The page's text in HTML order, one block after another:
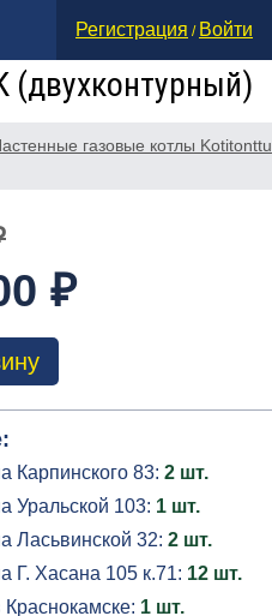
Регистрация / Войти
(двухконтурный)
газовые котлы Kotitonttu
₽
Карпинского 83: 2 шт.
Уральской 103: 1 шт.
Ласьвинской 32: 2 шт.
Г. Хасана 105 к.71: 12 шт.
Краснокамске: 1 шт.